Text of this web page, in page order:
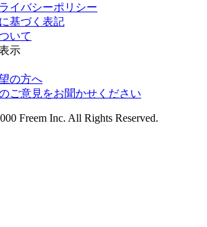
イバシーポリシー
基づく表記
いて
示
の方へ
ご意見をお聞かせください
Freem Inc. All Rights Reserved.